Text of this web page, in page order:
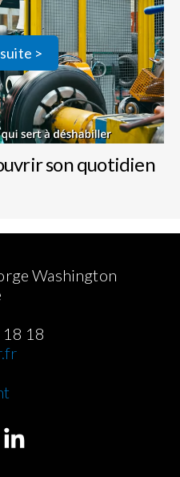
>
son quotidien
Washington
18